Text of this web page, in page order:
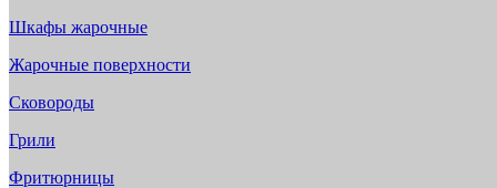
Шкафы жарочные
Жарочные поверхности
Сковороды
Грили
Фритюрницы